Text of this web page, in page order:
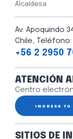
Alcaldesa
Av. Apoquindo
Chile, Teléfono:
+56 2 2950
ATENCIÓN
Centro
INGRESA TU
SITIOS DE